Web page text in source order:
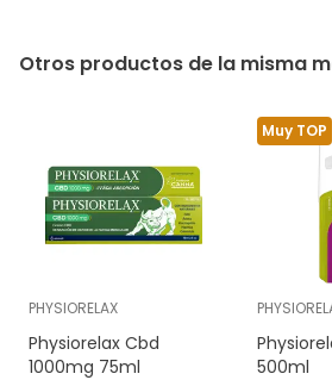
Otros productos de la misma
PHYSIORELAX
Physiorelax Cbd
1000mg 75ml
Muy TOP
500ml